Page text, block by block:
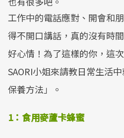
工作中的電話應對、開會和
得不開口講話，真的沒有時
好心情！為了這樣的你，這
SAORI小姐來請教日常生活
保養方法」。
1：食用麥蘆卡蜂蜜